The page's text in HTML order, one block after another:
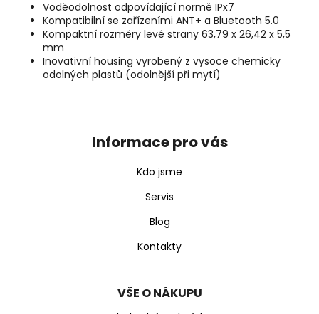
Voděodolnost odpovídající normě IPx7
Kompatibilní se zařízeními ANT+ a Bluetooth 5.0
Kompaktní rozměry levé strany 63,79 x 26,42 x 5,5
mm
Inovativní housing vyrobený z vysoce chemicky
odolných plastů (odolnější při mytí)
Informace pro vás
Kdo jsme
Servis
Blog
Kontakty
VŠE O NÁKUPU